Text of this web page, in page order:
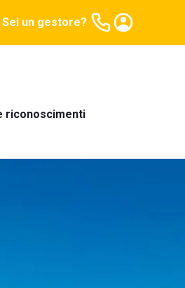
Sei un gestore?
riconoscimenti